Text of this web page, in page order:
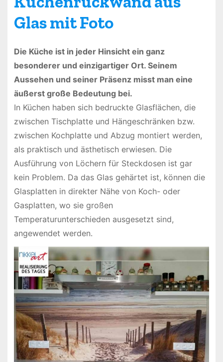
Glas mit Foto
Die Küche ist in jeder Hinsicht ein ganz
besonderer und einzigartiger Ort. Seinem
Aussehen und seiner Präsenz misst man eine
äußerst große Bedeutung bei.
In Küchen haben sich bedruckte Glasflächen, die
zwischen Tischplatte und Hängeschränken bzw.
zwischen Kochplatte und Abzug montiert werden,
als praktisch und ästhetisch erwiesen. Die
Ausführung von Löchern für Steckdosen ist gar
kein Problem. Da das Glas gehärtet ist, können die
Glasplatten in direkter Nähe von Koch- oder
Gasplatten, wo sie großen
Temperaturunterschieden ausgesetzt sind,
angewendet werden.